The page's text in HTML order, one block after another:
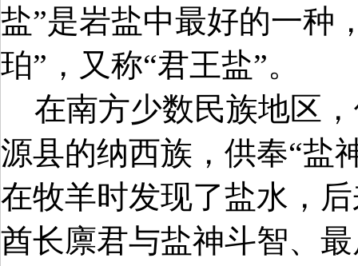
盐”是岩盐中最好的一种
珀”，又称“君王盐”。
在南方少数民族地区
源县的纳西族，供奉“盐
在牧羊时发现了盐水，
酋长廪君与盐神斗智、